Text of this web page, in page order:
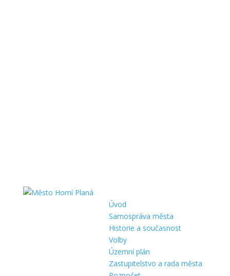
Úvod
Samospráva města
Historie a současnost
Volby
Územní plán
Zastupitelstvo a rada města